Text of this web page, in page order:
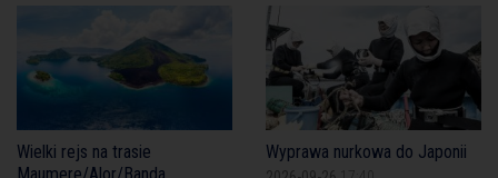
Wielki rejs na trasie
Maumere/Alor/Banda
Wyprawa nurkowa do Japonii